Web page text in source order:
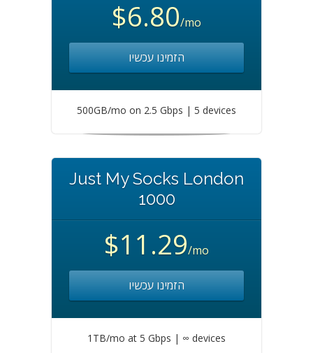
$6.80/mo
הזמינו עכשיו
500GB/mo on 2.5 Gbps | 5 devices
Just My Socks London
1000
$11.29/mo
הזמינו עכשיו
1TB/mo at 5 Gbps | ∞ devices